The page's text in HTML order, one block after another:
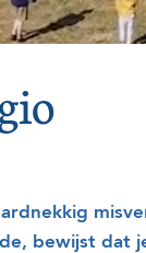
bewijst dat